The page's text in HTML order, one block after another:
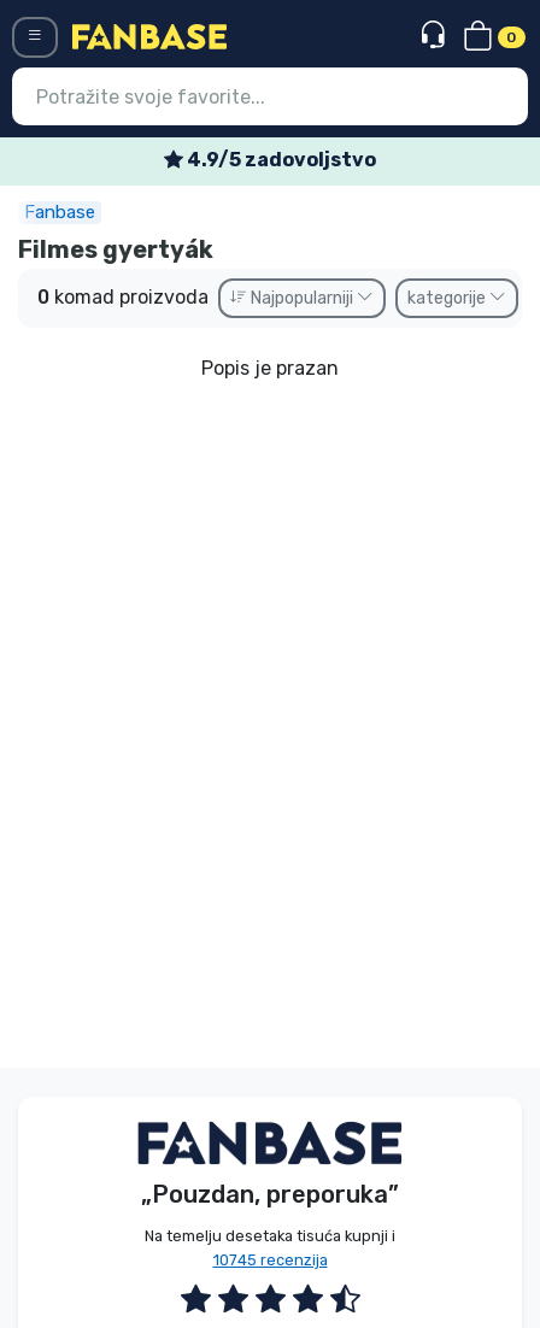
0
4.9/5 zadovoljstvo
Fanbase
Filmes gyertyák
0 komad proizvoda Najpopularniji kategorije
Popis je prazan
„Pouzdan, preporuka”
Na temelju desetaka tisuća kupnji i
10745 recenzija
Najnovije proizvodi
Ekspresna dostava